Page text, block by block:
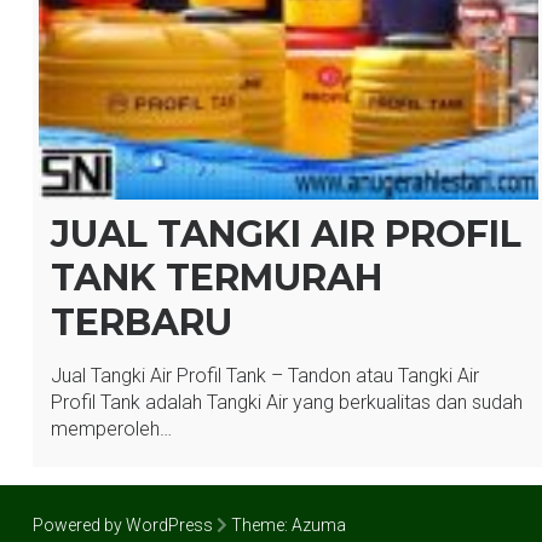
JUAL TANGKI AIR PROFIL
TANK TERMURAH
TERBARU
Jual Tangki Air Profil Tank – Tandon atau Tangki Air
Profil Tank adalah Tangki Air yang berkualitas dan sudah
memperoleh…
Powered by WordPress Theme: Azuma